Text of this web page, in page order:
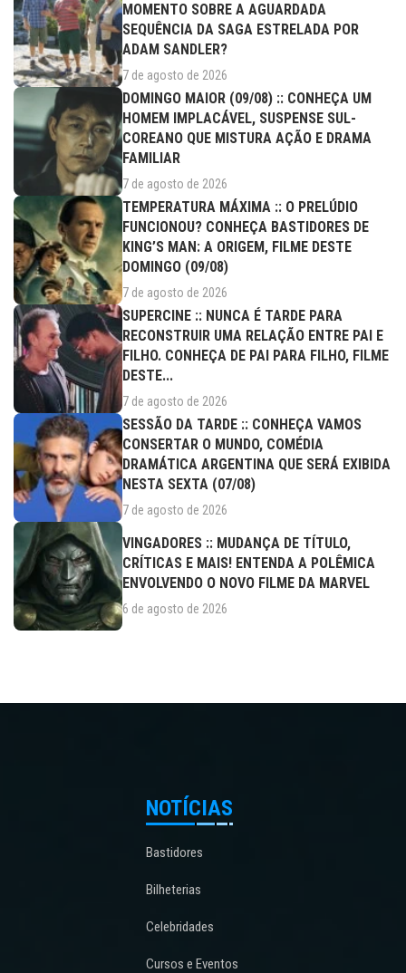
MOMENTO SOBRE A AGUARDADA
SEQUÊNCIA DA SAGA ESTRELADA POR
ADAM SANDLER?
7 de agosto de 2026
DOMINGO MAIOR (09/08) :: CONHEÇA UM
HOMEM IMPLACÁVEL, SUSPENSE SUL-
COREANO QUE MISTURA AÇÃO E DRAMA
FAMILIAR
7 de agosto de 2026
TEMPERATURA MÁXIMA :: O PRELÚDIO
FUNCIONOU? CONHEÇA BASTIDORES DE
KING’S MAN: A ORIGEM, FILME DESTE
DOMINGO (09/08)
7 de agosto de 2026
SUPERCINE :: NUNCA É TARDE PARA
RECONSTRUIR UMA RELAÇÃO ENTRE PAI E
FILHO. CONHEÇA DE PAI PARA FILHO, FILME
DESTE...
7 de agosto de 2026
SESSÃO DA TARDE :: CONHEÇA VAMOS
CONSERTAR O MUNDO, COMÉDIA
DRAMÁTICA ARGENTINA QUE SERÁ EXIBIDA
NESTA SEXTA (07/08)
7 de agosto de 2026
VINGADORES :: MUDANÇA DE TÍTULO,
CRÍTICAS E MAIS! ENTENDA A POLÊMICA
ENVOLVENDO O NOVO FILME DA MARVEL
6 de agosto de 2026
NOTÍCIAS
Bastidores
Bilheterias
Celebridades
Cursos e Eventos